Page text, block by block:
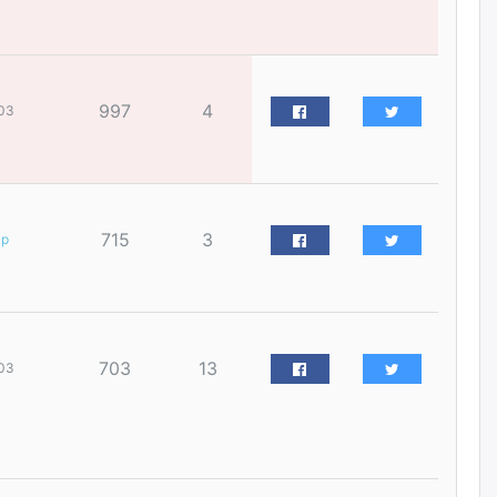
дурдлаа
Өмгөөлөгч Б.Оюунбилэг:
хууль хяналтын байгууллагаар
зогсоож, Арабын орнуудаас
997 4
715 3
703 13